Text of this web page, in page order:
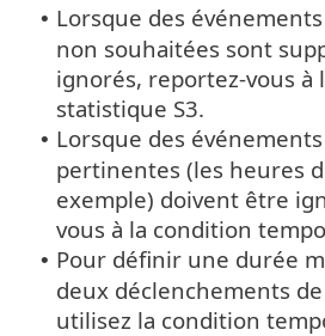
• Lorsque des
non souhaitées sont
ignorés, reportez-vous à
statistique S3.
• Lorsque des
pertinentes (les heures
exemple) doivent être
vous à la condition
• Pour définir une durée
deux déclenchements
utilisez la condition